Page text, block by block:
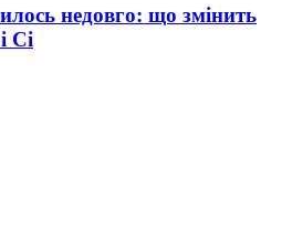
недовго: що змінить
Сі